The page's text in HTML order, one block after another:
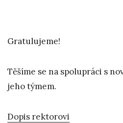
Gratulujeme!
Těšíme se na spolupráci s
jeho týmem.
Dopis rektorovi